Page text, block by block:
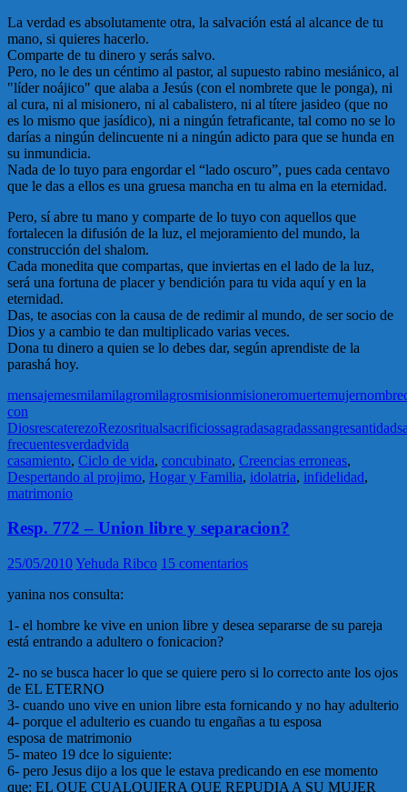
La verdad es absolutamente otra, la salvación está al alcance de tu
mano, si quieres hacerlo.
Comparte de tu dinero y serás salvo.
Pero, no le des un céntimo al pastor, al supuesto rabino mesiánico, al
"líder noájico" que alaba a Jesús (con el nombrete que le ponga), ni
al cura, ni al misionero, ni al cabalistero, ni al títere jasideo (que no
es lo mismo que jasídico), ni a ningún fetraficante, tal como no se lo
darías a ningún delincuente ni a ningún adicto para que se hunda en
su inmundicia.
Nada de lo tuyo para engordar el “lado oscuro”, pues cada centavo
que le das a ellos es una gruesa mancha en tu alma en la eternidad.
Pero, sí abre tu mano y comparte de lo tuyo con aquellos que
fortalecen la difusión de la luz, el mejoramiento del mundo, la
construcción del shalom.
Cada monedita que compartas, que inviertas en el lado de la luz,
será una fortuna de placer y bendición para tu vida aquí y en la
eternidad.
Das, te asocias con la causa de de redimir al mundo, de ser socio de
Dios y a cambio te dan multiplicado varias veces.
Dona tu dinero a quien se lo debes dar, según aprendiste de la
parashá hoy.
mensajemesmilamilagromilagrosmisionmisioneromuertemujernombre
con
DiosrescaterezoRezosritualsacrificiossagradasagradassangresantidad
frecuentesverdadvida
casamiento, Ciclo de vida, concubinato, Creencias erroneas,
Despertando al projimo, Hogar y Familia, idolatria, infidelidad,
matrimonio
Resp. 772 – Union libre y separacion?
25/05/2010Yehuda Ribco 15 comentarios
yanina nos consulta:
1- el hombre ke vive en union libre y desea separarse de su pareja
está entrando a adultero o fonicacion?
2- no se busca hacer lo que se quiere pero si lo correcto ante los ojos
de EL ETERNO
3- cuando uno vive en union libre esta fornicando y no hay adulterio
4- porque el adulterio es cuando tu engañas a tu esposa
esposa de matrimonio
5- mateo 19 dce lo siguiente:
6- pero Jesus dijo a los que le estava predicando en ese momento
que: EL QUE CUALQUIERA QUE REPUDIA A SU MUJER